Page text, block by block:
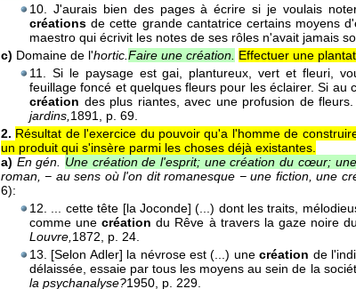
10. J'aurais bien des pages à écrire si je voulais
créations de cette grande cantatrice certains moyens
maestro qui écrivit les notes de ses rôles n'avait jamais
c) Domaine de l'hortic.Faire une création. Effectuer une
11. Si le paysage est gai, plantureux, vert et fleuri,
feuillage foncé et quelques fleurs pour les éclairer. Si
création des plus riantes, avec une profusion de fleurs.
jardins,1891, p. 69.
2. Résultat de l'exercice du pouvoir qu'a l'homme de
un produit qui s'insère parmi les choses déjà existantes.
a) En gén. Une création de l'esprit; une création du cœur;
roman, − au sens où l'on dit romanesque − une fiction, une
6):
12. ... cette tête [la Joconde] (...) dont les traits,
comme unecréation du Rêve à travers la gaze noire
Louvre,1872, p. 24.
13. [Selon Adler] la névrose est (...) unecréation de
délaissée, essaie par tous les moyens au sein de la
la psychanalyse?1950, p. 229.